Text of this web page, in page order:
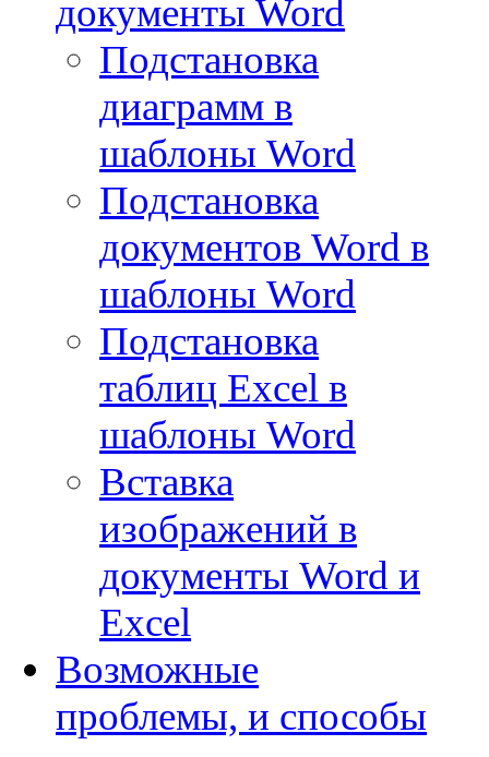
документы Word
Подстановка
диаграмм в
шаблоны Word
Подстановка
документов Word в
шаблоны Word
Подстановка
таблиц Excel в
шаблоны Word
Вставка
изображений в
документы Word и
Excel
Возможные
проблемы, и способы